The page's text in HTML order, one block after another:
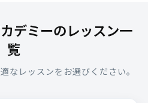
デミーのレッスン一
覧
なレッスンをお選びください。